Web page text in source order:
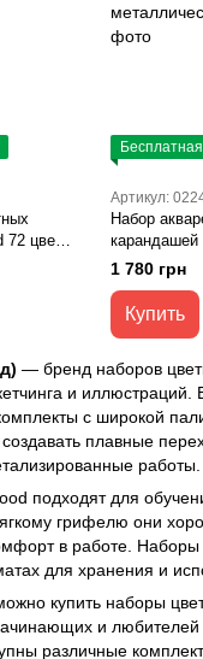
72 цвета
Артикул:
Набор
карандашей
в
1 780 грн
Купить
— бренд наборов
и иллюстраций.
с широкой
плавные
работы.
подходят для
грифелю они
в работе. Наборы
для хранения и
купить наборы
и любителей
различные